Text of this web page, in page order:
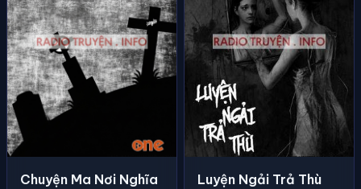
Chuyện Ma Nơi Nghĩa
Luyện Ngải Trả Thù